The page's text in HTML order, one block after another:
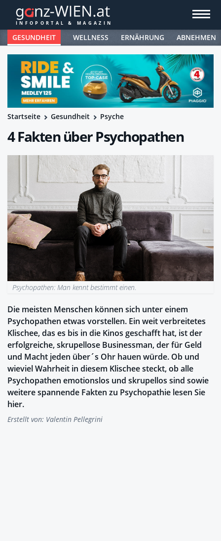
GESUNDHEIT WELLNESS ERNÄHRUNG ABNEHMEN
Startseite Gesundheit Psyche
4 Fakten über Psychopathen
Psychopathen: Man kennt bestimmt einen.
Die meisten Menschen können sich unter einem
Psychopathen etwas vorstellen. Ein weit verbreitetes
Klischee, das es bis in die Kinos geschafft hat, ist der
erfolgreiche, skrupellose Businessman, der für Geld
und Macht jeden über´s Ohr hauen würde. Ob und
wieviel Wahrheit in diesem Klischee steckt, ob alle
Psychopathen emotionslos und skrupellos sind sowie
weitere spannende Fakten zu Psychopathie lesen Sie
hier.
Erstellt von: Valentin Pellegrini